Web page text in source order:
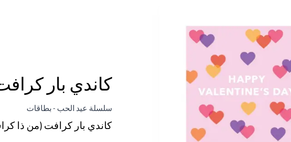
كاندي بار
سلسلة عيد الحب - بطاقات
كاندي بار كرافت (من ذا